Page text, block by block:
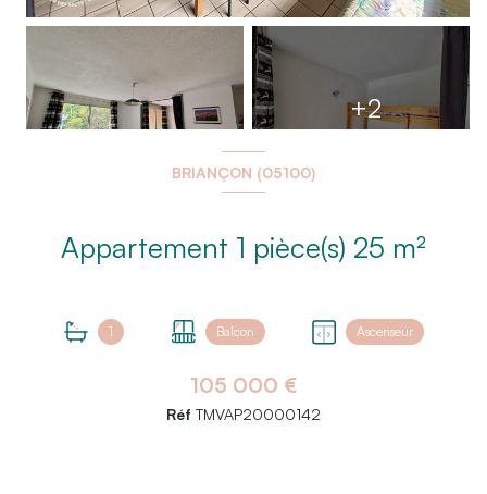
+2
BRIANÇON (05100)
Appartement 1 pièce(s) 25 m²
1 Balcon Ascenseur
105 000 €
Réf TMVAP20000142